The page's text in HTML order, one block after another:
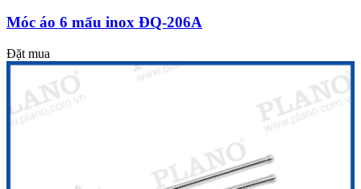
Móc áo 6 mấu inox ĐQ-206A
Đặt mua